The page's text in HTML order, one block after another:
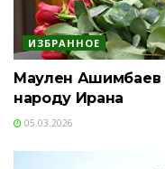
ИЗБРАННОЕ
Маулен Ашимбаев
народу Ирана
05.03.2026